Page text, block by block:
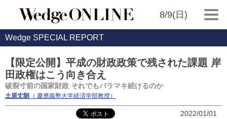
8/9(日)
Wedge SPECIAL REPORT
【限定公開】平成の財政政策で残された課題 岸
田政権はこう向き合え
破裂寸前の国家財政 それでもバラマキ続けるのか
土居丈朗 （ 慶應義塾大学経済学部教授）
2022/01/01